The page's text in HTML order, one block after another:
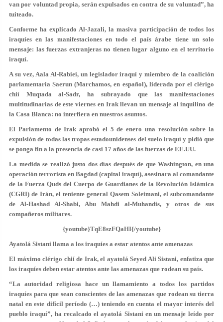
van por voluntad propia, serán expulsados en contra de su voluntad”, ha
tuiteado.
Conforme ha explicado Al-Jazali, la masiva participación de todos los
iraquíes en las manifestaciones en todo el país árabe tiene un solo
mensaje: las fuerzas extranjeras no tienen lugar alguno en el territorio
iraquí.
A su vez, Aala Al-Rabiei, un legislador iraquí y miembro de la coalición
parlamentaria Saerun (Marchamos, en español), liderada por el clérigo
chií Muqtada al-Sadr, ha subrayado que las manifestaciones
multitudinarias de este viernes en Irak llevan un mensaje al inquilino de
la Casa Blanca: no interfiera en nuestros asuntos.
El Parlamento de Irak aprobó el 5 de enero una resolución sobre la
expulsión de todas las tropas estadounidenses del suelo iraquí y pidió que
se ponga fin a la presencia de casi 17 años de las fuerzas de EE.UU.
La medida se realizó justo dos días después de que Washington, en una
operación terrorista en Bagdad (capital iraquí), asesinara al comandante
de la Fuerza Quds del Cuerpo de Guardianes de la Revolución Islámica
(CGRI) de Irán, el teniente general Qasem Soleimani, el subcomandante
de Al-Hashad Al-Shabi, Abu Mahdi al-Muhandis, y otros de sus
compañeros militares.
{youtube}TqE8szFQaHI{/youtube}
Ayatolá Sistani llama a los iraquíes a estar atentos ante amenazas
El máximo clérigo chií de Irak, el ayatolá Seyed Ali Sistani, enfatiza que
los iraquíes deben estar atentos ante las amenazas que rodean su país.
“La autoridad religiosa hace un llamamiento a todos los partidos
iraquíes para que sean conscientes de las amenazas que rodean su tierra
natal en este difícil período (…) teniendo en cuenta el mayor interés del
pueblo iraquí”, ha recalcado el ayatolá Sistani en un mensaje leído por